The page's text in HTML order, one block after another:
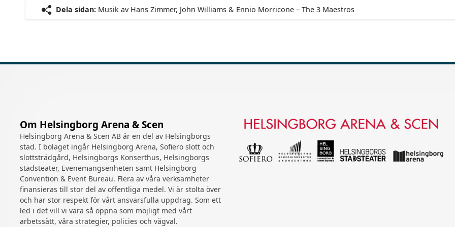
Dela sidan: Musik av Hans Zimmer, John Williams & Ennio Morricone – The 3 Maestros
Om Helsingborg Arena & Scen
Helsingborg Arena & Scen AB är en del av Helsingborgs
stad. I bolaget ingår Helsingborg Arena, Sofiero slott och
slottsträdgård, Helsingborgs Konserthus, Helsingborgs
stadsteater, Evenemangsenheten samt Helsingborg
Convention & Event Bureau. Flera av våra verksamheter
finansieras till stor del av offentliga medel. Vi är stolta över
och har stor respekt för vårt ansvarsfulla uppdrag. Som ett
led i det vill vi vara så öppna som möjligt med vårt
arbetssätt, våra strategier, policies och vägval.